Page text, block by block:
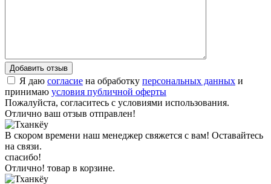
Я даю согласие на обработку персональных данных и
принимаю условия публичной оферты
Пожалуйста, согласитесь с условиями использования.
Отлично ваш отзыв отправлен!
В скором времени наш менеджер свяжется с вам! Оставайтесь
на связи.
спасибо!
Отлично! товар в корзине.